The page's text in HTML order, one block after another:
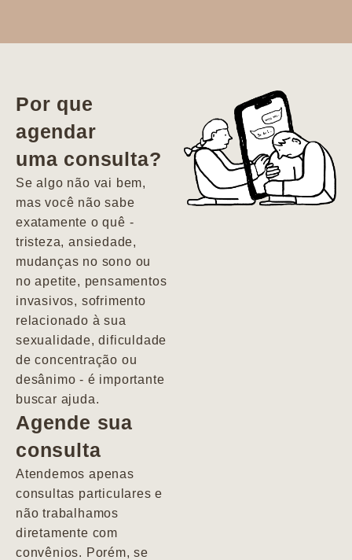
vida. Ela me
encontrou num
estado misto de
depressão e
agitação com
pensamentos
Por que
agendar
uma consulta?
Se algo não vai bem,
mas você não sabe
exatamente o quê -
tristeza, ansiedade,
mudanças no sono ou
no apetite, pensamentos
invasivos, sofrimento
relacionado à sua
sexualidade, dificuldade
de concentração ou
desânimo - é importante
buscar ajuda.
Agende sua
consulta
Atendemos apenas
consultas particulares e
não trabalhamos
diretamente com
convênios. Porém, se